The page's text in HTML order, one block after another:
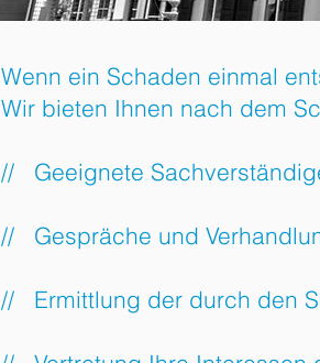
Wenn ein Schaden einmal
Wir bieten Ihnen nach dem
// Geeignete
// Gespräche und
// Ermittlung der durch den